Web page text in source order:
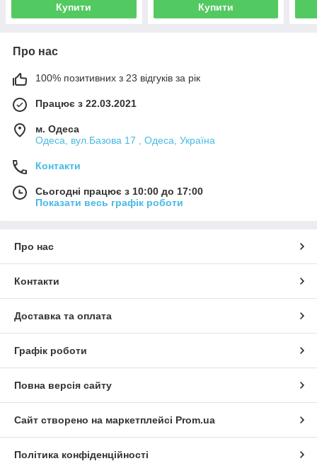
Купити Купити
Про нас
100% позитивних з 23 відгуків за рік
Працює з 22.03.2021
м. Одеса
Одеса, вул.Базова 17 , Одеса, Україна
Контакти
Сьогодні працює з 10:00 до 17:00
Показати весь графік роботи
Про нас
Контакти
Доставка та оплата
Графік роботи
Повна версія сайту
Сайт створено на маркетплейсі Prom.ua
Політика конфіденційності